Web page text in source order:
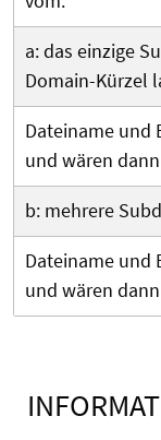
a: das einzige
Domain-Kürzel
Dateiname und
und wären
b: mehrere
Dateiname und
und wären